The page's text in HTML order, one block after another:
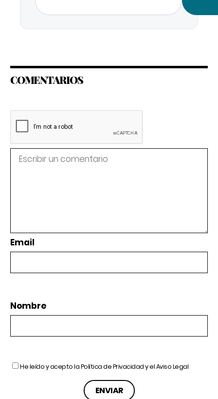
COMENTARIOS
Email
Nombre
He leído y acepto laPolítica de Privacidady elAviso Legal